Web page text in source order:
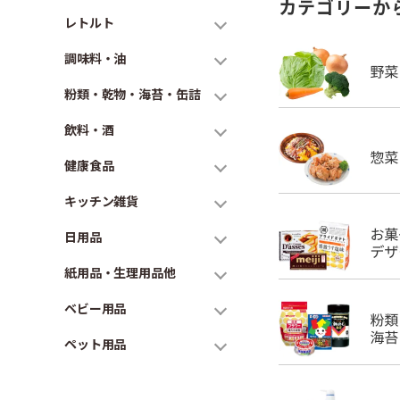
レトルト
調味料・油
粉類・乾物・海苔・缶詰
飲料・酒
健康食品
キッチン雑貨
日用品
紙用品・生理用品他
ベビー用品
ペット用品
カテゴリーか